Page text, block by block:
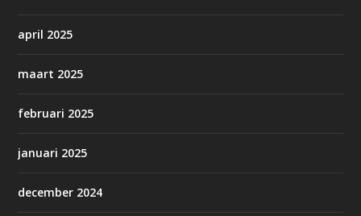
april 2025
maart 2025
februari 2025
januari 2025
december 2024